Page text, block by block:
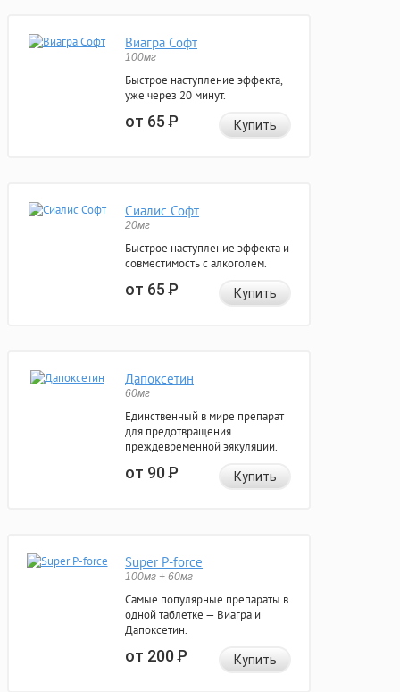
Виагра Софт
100мг
Быстрое наступление эффекта,
уже через 20 минут.
от 65Р Купить
Сиалис Софт
20мг
Быстрое наступление эффекта и
совместимость с алкоголем.
от 65Р Купить
Дапоксетин
60мг
Единственный в мире препарат
для предотвращения
преждевременной эякуляции.
от 90Р Купить
Super P-force
100мг + 60мг
Самые популярные препараты в
одной таблетке — Виагра и
Дапоксетин.
от 200Р Купить